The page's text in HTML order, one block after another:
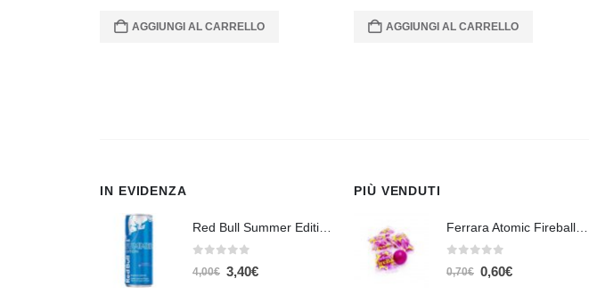
AGGIUNGI AL CARRELLO AGGIUNGI AL CARRELLO
IN EVIDENZA
Red Bull Summer Edition Juneberry 250 ml
4,00€ 3,40€
PIÙ VENDUTI
Ferrara Atomic Fireballs Cinnamon 1 Piece - 5 gr
0,70€ 0,60€